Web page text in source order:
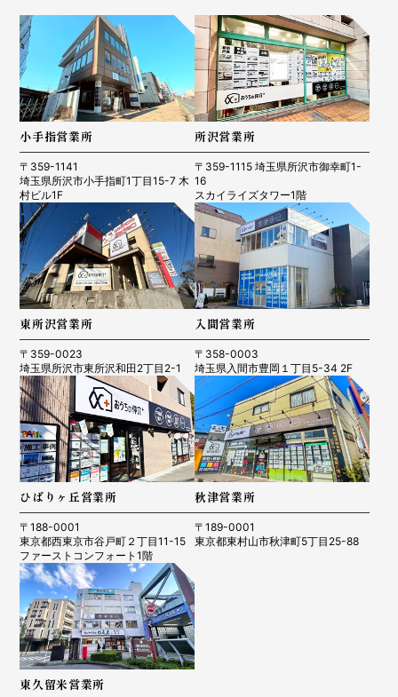
小手指営業所
〒359-1141
埼玉県所沢市小手指町1丁目15-7 木
村ビル1F
所沢営業所
〒359-1115 埼玉県所沢市御幸町1-
16
スカイライズタワー1階
東所沢営業所
〒359-0023
埼玉県所沢市東所沢和田2丁目2-1
入間営業所
〒358-0003
埼玉県入間市豊岡１丁目5-34 2F
ひばりヶ丘営業所
〒188-0001
東京都西東京市谷戸町２丁目11-15
ファーストコンフォート1階
秋津営業所
〒189-0001
東京都東村山市秋津町5丁目25-88
東久留米営業所